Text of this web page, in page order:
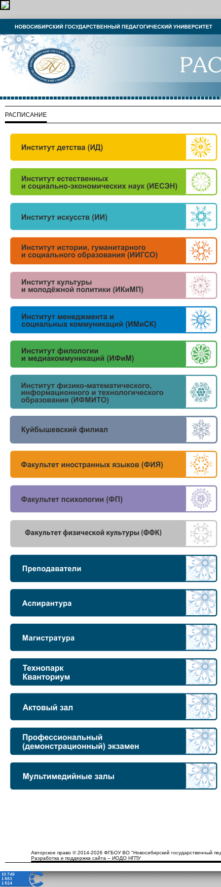
РАСПИСАНИЕ
Авторское право © 2014-2026 ФГБОУ ВО "Новосибирский государственный
Разработка и поддержка сайта – ИОДО НГПУ